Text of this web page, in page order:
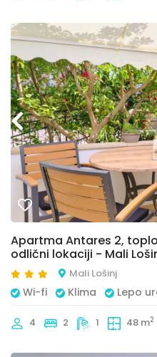
Apartma Antares 2,
odlični lokaciji - Mali
Mali Lošinj
Wi-fi Klima Lepo
4 2 1 48 m2